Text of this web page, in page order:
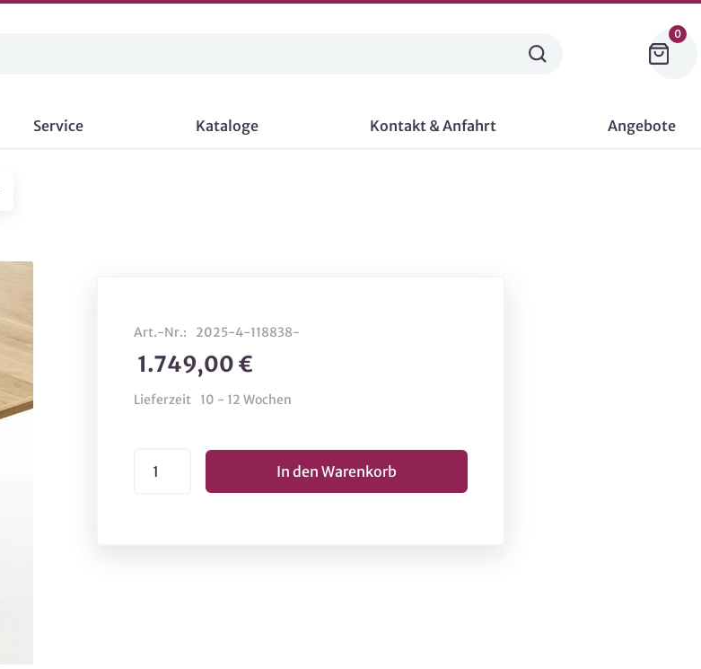
0
Service Kataloge Kontakt & Anfahrt Angebote
Art.-Nr.: 2025-4-118838-
1.749,00 €
Lieferzeit 10 - 12 Wochen